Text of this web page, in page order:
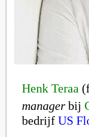
Henk Teraa
managerbij
bedrijf US